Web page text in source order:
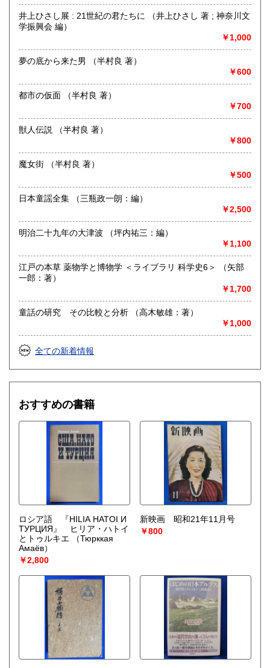
営業時間：平日・祝日:9:00～15:00 土日:休日【※7月23日
(木)は臨時休業日とさせて頂きます。 ご不便をお掛けいたし
まして誠に申し訳ございません。】
書籍の買取について
井上ひさし展 : 21世紀の君たちに （井上ひさし 著 ; 神奈川文
学振興会 編）
￥1,000
夢の底から来た男 （半村良 著）
￥600
都市の仮面 （半村良 著）
￥700
獣人伝説 （半村良 著）
￥800
魔女街 （半村良 著）
￥500
日本童謡全集 （三瓶政一朗：編）
￥2,500
明治二十九年の大津波 （坪内祐三：編）
￥1,100
江戸の本草 薬物学と博物学 ＜ライブラリ 科学史6＞ （矢部
一郎：著）
￥1,700
童話の研究 その比較と分析 （高木敏雄：著）
￥1,000
全ての新着情報
おすすめの書籍
ロシア語 『HILIA HATOI И
ТУРЦИЯ』 ヒリア・ハトイ
とトゥルキエ
（Тюрккая
Амаёв）
￥2,800
新映画 昭和21年11月号
￥800